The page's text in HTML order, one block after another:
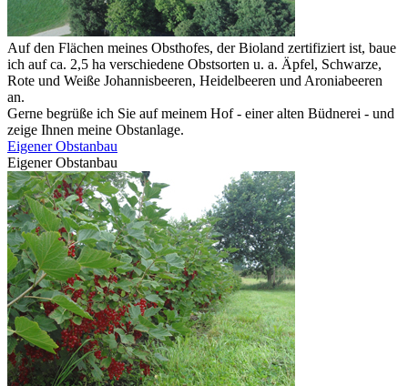
Auf den Flächen meines Obsthofes, der Bioland zertifiziert ist, baue
ich auf ca. 2,5 ha verschiedene Obstsorten u. a. Äpfel, Schwarze,
Rote und Weiße Johannisbeeren, Heidelbeeren und Aroniabeeren
an.
Gerne begrüße ich Sie auf meinem Hof - einer alten Büdnerei - und
zeige Ihnen meine Obstanlage.
Eigener Obstanbau
Eigener Obstanbau